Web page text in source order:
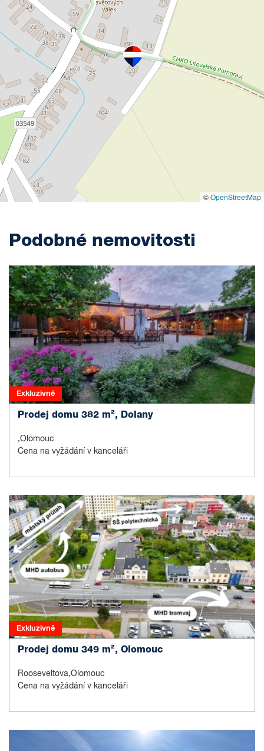
©OpenStreetMap
Podobné nemovitosti
Exkluzivně
Prodej domu 382 m², Dolany
,Olomouc
Cena na vyžádání v kanceláři
Exkluzivně
Prodej domu 349 m², Olomouc
Rooseveltova,Olomouc
Cena na vyžádání v kanceláři